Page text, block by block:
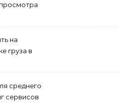
на
груза в
среднего
сервисов